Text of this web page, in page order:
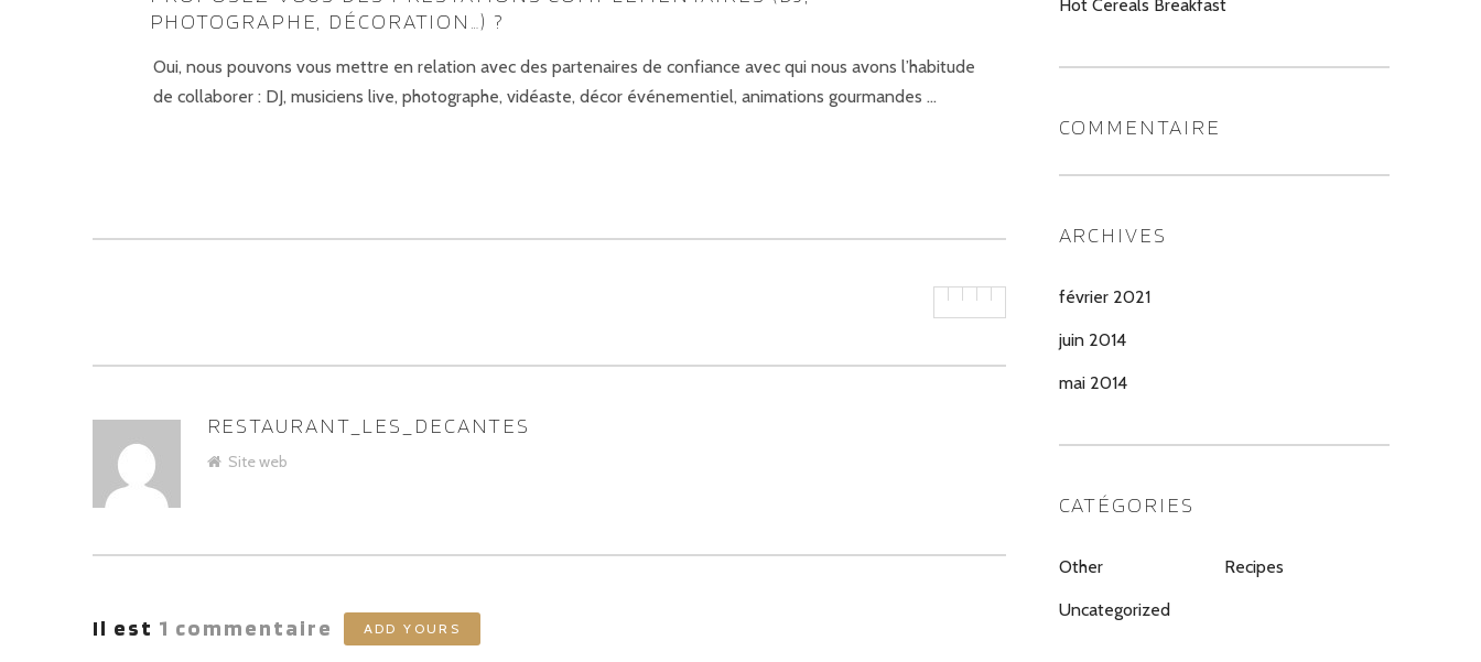
PHOTOGRAPHE, DÉCORATION…) ?
Oui, nous pouvons vous mettre en relation avec des partenaires de confiance avec qui nous avons l’habitude
de collaborer : DJ, musiciens live, photographe, vidéaste, décor événementiel, animations gourmandes …
ASSIGNER
LES
RESTAURANT_LES_DECANTES
Site web
Il est 1 commentaire ADD YOURS
Hot Cereals Breakfast
COMMENTAIRE
ARCHIVES
février 2021
juin 2014
mai 2014
CATÉGORIES
Other Recipes
Uncategorized